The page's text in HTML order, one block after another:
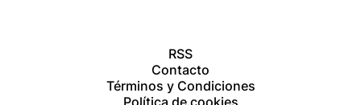
RSS
Contacto
Términos y Condiciones
Política de cookies